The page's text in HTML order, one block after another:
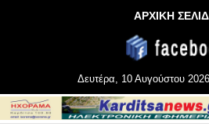
ΑΡΧΙΚΗ
Δευτέρα, 10 Αυγούστου 2026